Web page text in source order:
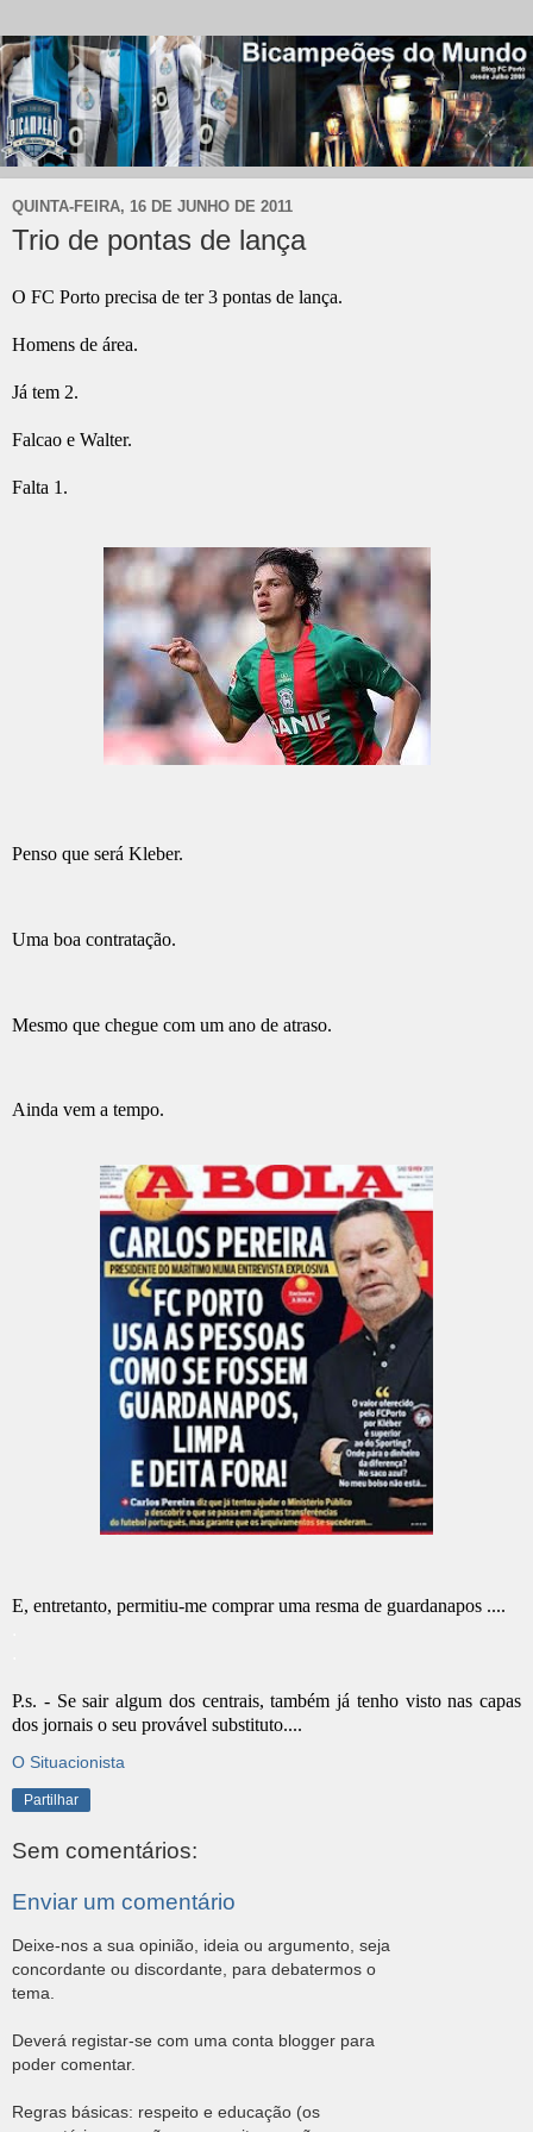
QUINTA-FEIRA, 16 DE JUNHO DE 2011
Trio de pontas de lança
O FC Porto precisa de ter 3 pontas de lança.
Homens de área.
Já tem 2.
Falcao e Walter.
Falta 1.
Penso que será Kleber.
Uma boa contratação.
Mesmo que chegue com um ano de atraso.
Ainda vem a tempo.
E, entretanto, permitiu-me comprar uma resma de guardanapos ....
P.s. - Se sair algum dos centrais, também já tenho visto nas capas
dos jornais o seu provável substituto....
O Situacionista
Partilhar
Sem comentários:
Enviar um comentário
Deixe-nos a sua opinião, ideia ou argumento, seja
concordante ou discordante, para debatermos o
tema.
Deverá registar-se com uma conta blogger para
poder comentar.
Regras básicas: respeito e educação (os